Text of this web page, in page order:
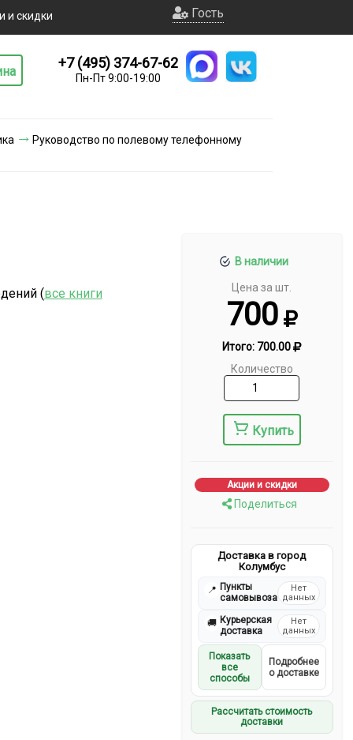
и скидки Гость
+7 (495) 374-67-62
Пн-Пт 9:00-19:00
Руководство по полевому телефонному
В наличии
Цена за шт.
700
Итого: 700.00
Количество
Купить
Акции и скидки
Поделиться
Доставка в город
Колумбус
📍 Пункты
самовывоза
Нет
данных
🚚 Курьерская
доставка
Нет
данных
Показать
все
способы
Подробнее
о доставке
Рассчитать стоимость
доставки
(все книги